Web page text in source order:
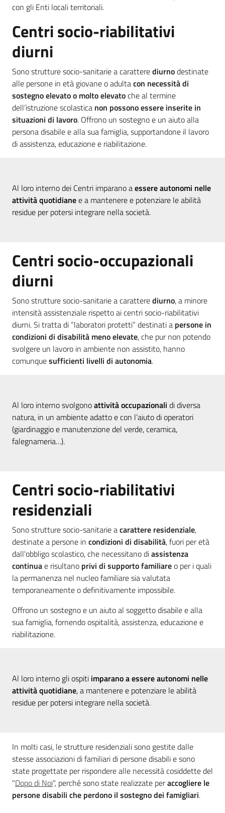
con gli Enti locali territoriali.
Centri socio-riabilitativi
diurni
Sono strutture socio-sanitarie a caratterediurnodestinate
alle persone in età giovane o adultacon necessità di
sostegno elevato o molto elevatoche al termine
dell’istruzione scolastica non possono essere inserite in
situazioni di lavoro. Offrono un sostegno e un aiuto alla
persona disabile e alla sua famiglia, supportandone il lavoro
di assistenza, educazione e riabilitazione.
Al loro interno dei Centri imparano aessere autonomi nelle
attività quotidianee a mantenere e potenziare le abilità
residue per potersi integrare nella società.
Centri socio-occupazionali
diurni
Sono strutture socio-sanitarie a caratterediurno, a minore
intensità assistenziale rispetto ai centri socio-riabilitativi
diurni. Si tratta di “laboratori protetti” destinati a persone in
condizioni di disabilità meno elevate, che pur non potendo
svolgere un lavoro in ambiente non assistito, hanno
comunquesufficienti livelli di autonomia.
Al loro interno svolgonoattività occupazionali di diversa
natura, in un ambiente adatto e con l’aiuto di operatori
(giardinaggio e manutenzione del verde, ceramica,
falegnameria…).
Centri socio-riabilitativi
residenziali
Sono strutture socio-sanitarie acarattere residenziale,
destinate a persone in condizioni di disabilità, fuori per età
dall'obbligo scolastico, che necessitano diassistenza
continuae risultano privi di supporto familiareo per i quali
la permanenza nel nucleo familiare sia valutata
temporaneamente o definitivamente impossibile.
Offrono un sostegno e un aiuto al soggetto disabile e alla
sua famiglia, fornendo ospitalità, assistenza, educazione e
riabilitazione.
Al loro interno gli ospiti imparano a essere autonomi nelle
attività quotidiane, a mantenere e potenziare le abilità
residue per potersi integrare nella società.
In molti casi, le strutture residenziali sono gestite dalle
stesse associazioni di familiari di persone disabili e sono
state progettate per rispondere alle necessità cosiddette del
"Dopo di Noi", perché sono state realizzate peraccogliere le
persone disabili che perdono il sostegno dei famigliari.